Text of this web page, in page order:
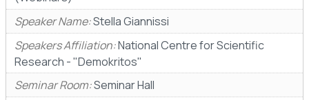
Speaker Name:Stella Giannissi
Speakers Affiliation:National Centre for Scientific
Research - "Demokritos"
Seminar Room:Seminar Hall